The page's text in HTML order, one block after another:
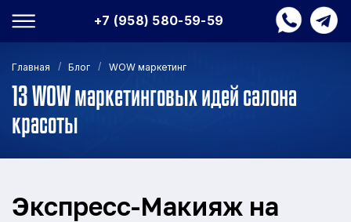
+7 (958) 580-59-59
Главная / Блог / WOW маркетинг
13 WOW маркетинговых идей салона
красоты
Экспресс-Макияж на